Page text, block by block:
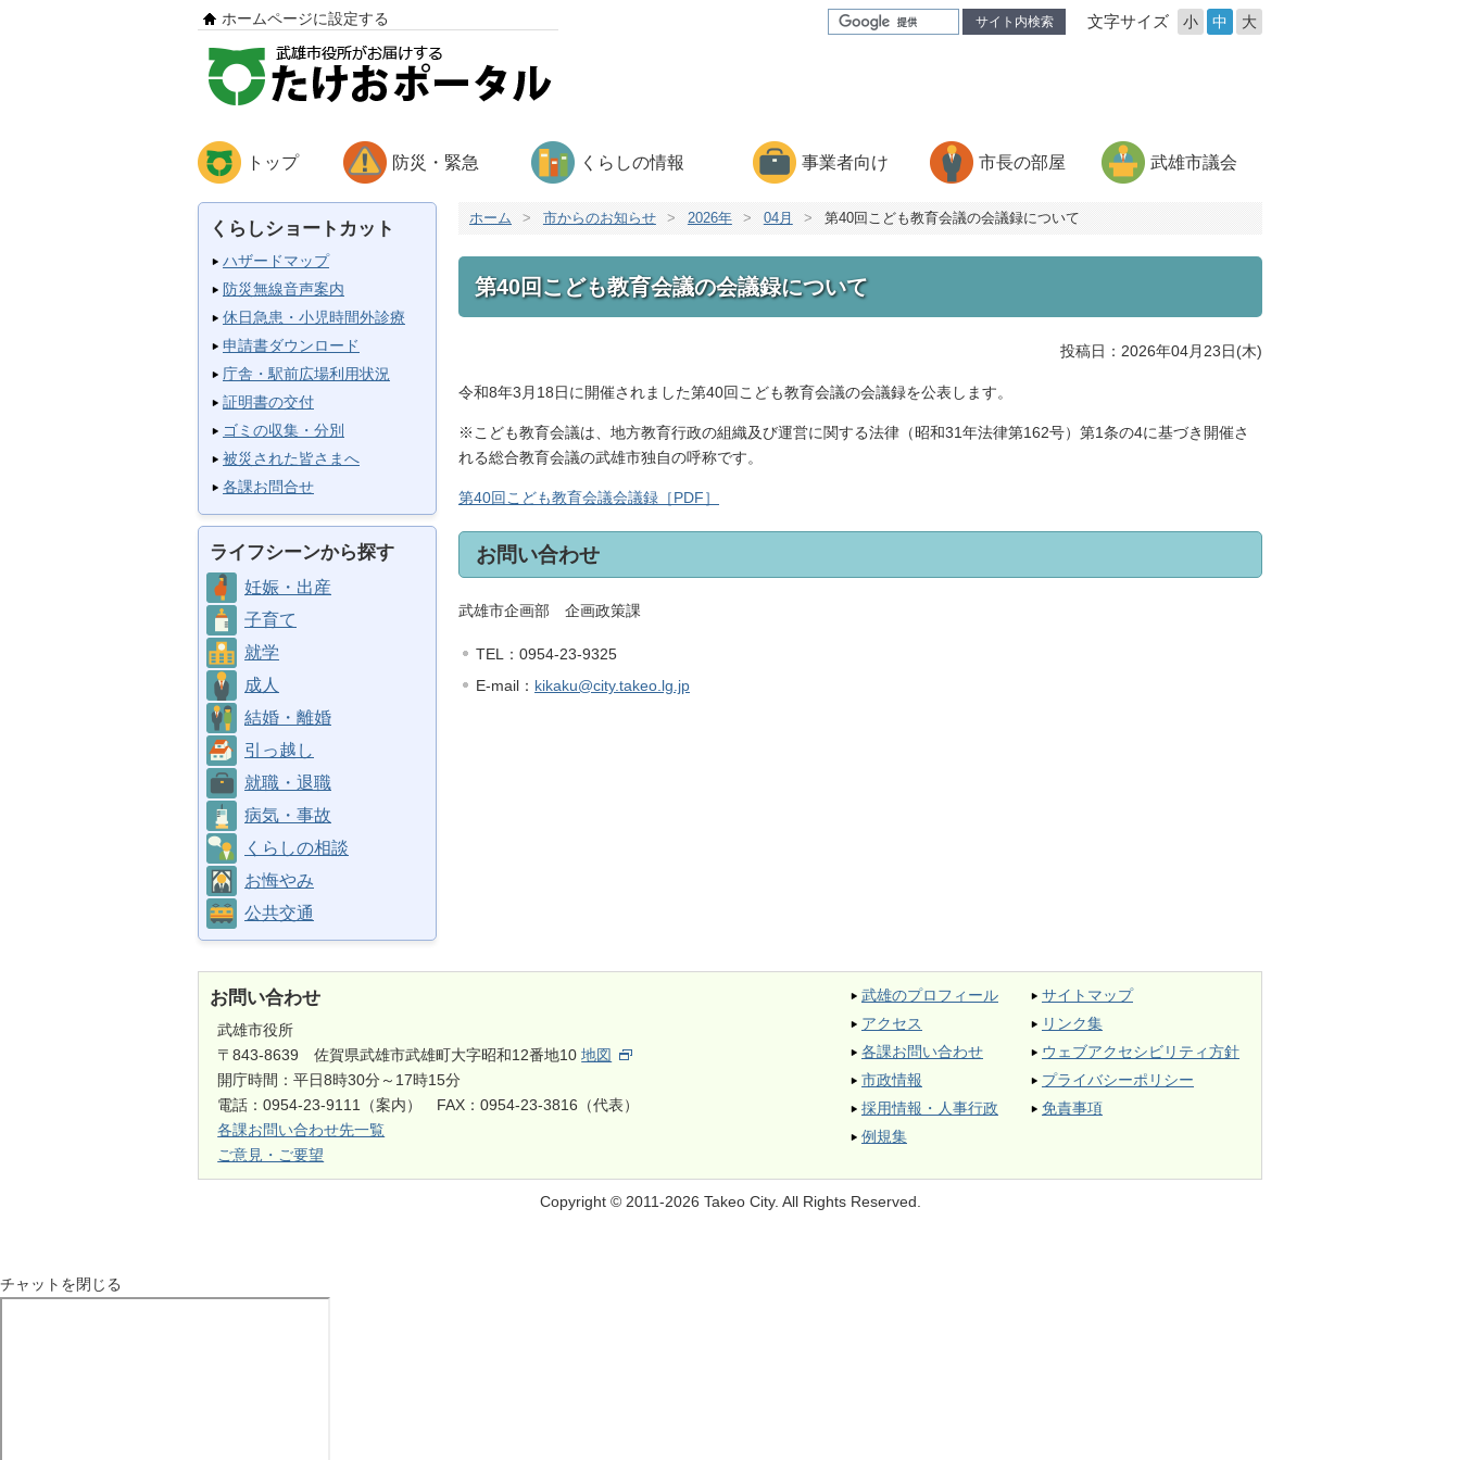
サイト内検索 文字サイズ 小 中 大
ホームページに設定する
トップ 防災・緊急 くらしの情報 事業者向け 市長の部屋 武雄市議会
くらしショートカット
ハザードマップ
防災無線音声案内
休日急患・小児時間外診療
申請書ダウンロード
庁舎・駅前広場利用状況
証明書の交付
ゴミの収集・分別
被災された皆さまへ
各課お問合せ
ライフシーンから探す
妊娠・出産
子育て
就学
成人
結婚・離婚
引っ越し
就職・退職
病気・事故
くらしの相談
お悔やみ
公共交通
ホーム > 市からのお知らせ > 2026年 > 04月 > 第40回こども教育会議の会議録について
第40回こども教育会議の会議録について
投稿日：2026年04月23日(木)
令和8年3月18日に開催されました第40回こども教育会議の会議録を公表します。
※こども教育会議は、地方教育行政の組織及び運営に関する法律（昭和31年法律第162号）第1条の4に基づき開催さ
れる総合教育会議の武雄市独自の呼称です。
第40回こども教育会議会議録［PDF］
お問い合わせ
武雄市企画部 企画政策課
TEL： 0954-23-9325
E-mail： kikaku@city.takeo.lg.jp
お問い合わせ
武雄市役所
〒843-8639 佐賀県武雄市武雄町大字昭和12番地10地図
開庁時間：平日8時30分～17時15分
電話：0954-23-9111（案内） FAX：0954-23-3816（代表）
各課お問い合わせ先一覧
ご意見・ご要望
武雄のプロフィール
アクセス
各課お問い合わせ
市政情報
採用情報・人事行政
例規集
サイトマップ
リンク集
ウェブアクセシビリティ方針
プライバシーポリシー
免責事項
Copyright © 2011-2026 Takeo City. All Rights Reserved.
チャットを閉じる